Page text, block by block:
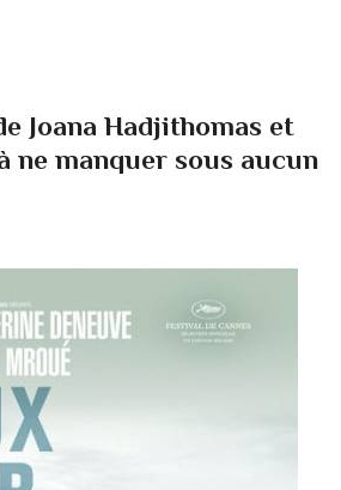
Joana Hadjithomas et
ne manquer sous aucun